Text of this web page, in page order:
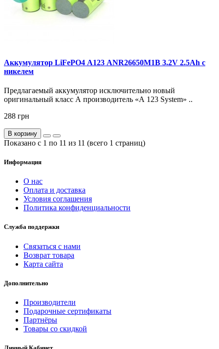
Аккумулятор LiFePO4 А123 ANR26650M1B 3.2V 2.5Ah с
никелем
Предлагаемый аккумулятор исключительно новый
оригинальный класс А производитель «А 123 System» ..
288 грн
В корзину
Показано с 1 по 11 из 11 (всего 1 страниц)
Информация
О нас
Оплата и доставка
Условия соглашения
Политика конфиденциальности
Служба поддержки
Связаться с нами
Возврат товара
Карта сайта
Дополнительно
Производители
Подарочные сертификаты
Партнёры
Товары со скидкой